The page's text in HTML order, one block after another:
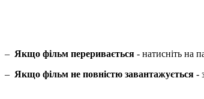
– Якщо фільм переривається - натисніть на
– Якщо фільм не повністю завантажується -